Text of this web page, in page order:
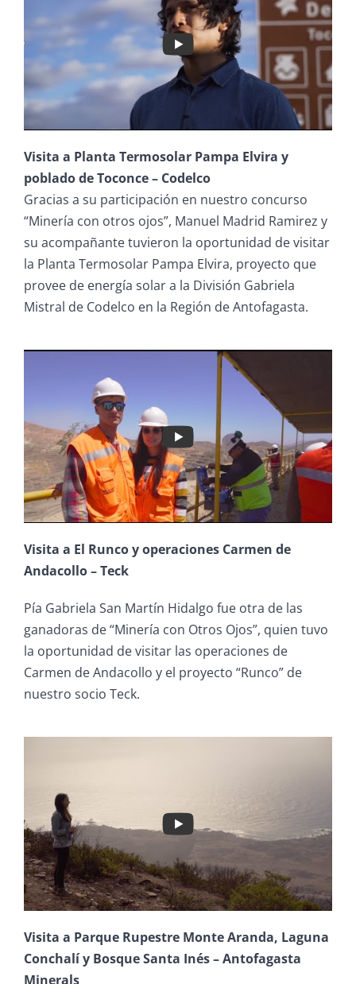
Visita a Planta Termosolar Pampa Elvira y
poblado de Toconce – Codelco
Gracias a su participación en nuestro concurso
“Minería con otros ojos”, Manuel Madrid Ramirez y
su acompañante tuvieron la oportunidad de visitar
la Planta Termosolar Pampa Elvira, proyecto que
provee de energía solar a la División Gabriela
Mistral de Codelco en la Región de Antofagasta.
Visita a El Runco y operaciones Carmen de
Andacollo – Teck
Pía Gabriela San Martín Hidalgo fue otra de las
ganadoras de “Minería con Otros Ojos”, quien tuvo
la oportunidad de visitar las operaciones de
Carmen de Andacollo y el proyecto “Runco” de
nuestro socio Teck.
Visita a Parque Rupestre Monte Aranda, Laguna
Conchalí y Bosque Santa Inés – Antofagasta
Minerals